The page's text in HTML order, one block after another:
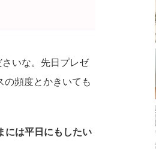
いな。先日プレゼ
の頻度とかきいても
には平日にもしたい